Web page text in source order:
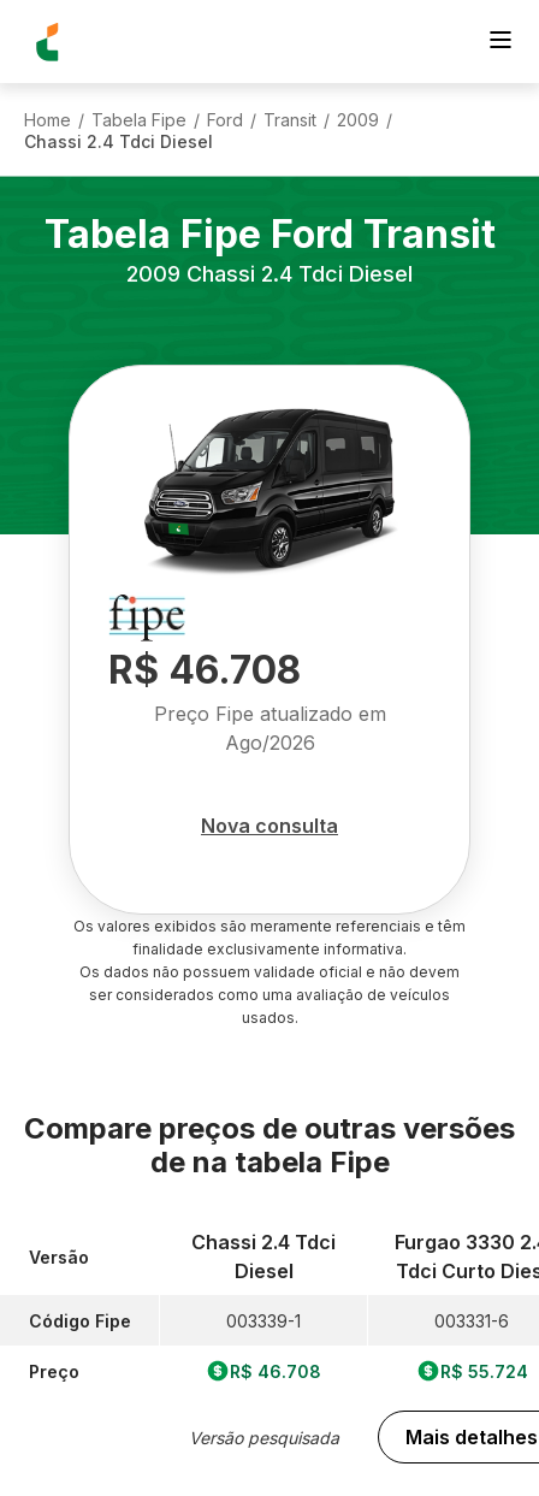
Home / Tabela Fipe / Ford / Transit / 2009 /
Chassi 2.4 Tdci Diesel
Tabela Fipe Ford Transit
2009 Chassi 2.4 Tdci Diesel
R$ 46.708
Preço Fipe atualizado em
Ago/2026
Nova consulta
Os valores exibidos são meramente referenciais e têm
finalidade exclusivamente informativa.
Os dados não possuem validade oficial e não devem
ser considerados como uma avaliação de veículos
usados.
Compare preços de outras versões
de na tabela Fipe
Versão
Código Fipe
Preço
Chassi 2.4 Tdci
Diesel
003339-1
R$ 46.708
Versão pesquisada
Furgao 3330
Tdci Curto
003331-6
R$ 55.724
Mais detalhes